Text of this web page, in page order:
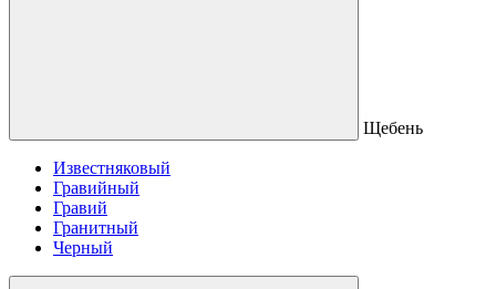
Щебень
Известняковый
Гравийный
Гравий
Гранитный
Черный